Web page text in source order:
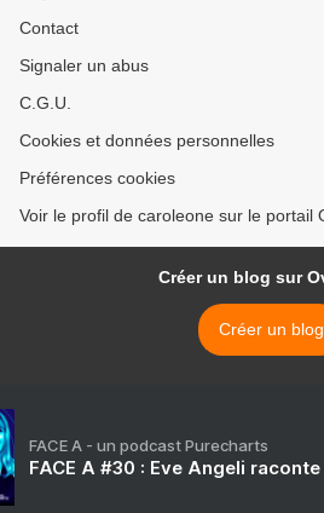
Contact
Signaler un abus
C.G.U.
Cookies et données personnelles
Préférences cookies
Voir le profil de caroleone sur le portail
Créer un blog sur
Créer un blog
FACE A - un podcast Purecharts
FACE A #30 : Eve Angeli